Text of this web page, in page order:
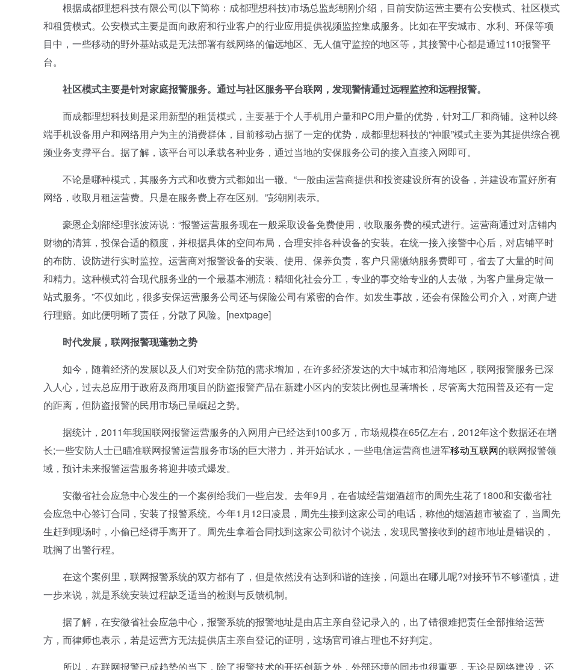
根据成都理想科技有限公司(以下简称：成都理想科技)市场总监彭朝刚介绍，目前安防运营主要有公安模式、社区模式
和租赁模式。公安模式主要是面向政府和行业客户的行业应用提供视频监控集成服务。比如在平安城市、水利、环保等项
目中，一些移动的野外基站或是无法部署有线网络的偏远地区、无人值守监控的地区等，其接警中心都是通过110报警平
台。
社区模式主要是针对家庭报警服务。通过与社区服务平台联网，发现警情通过远程监控和远程报警。
而成都理想科技则是采用新型的租赁模式，主要基于个人手机用户量和PC用户量的优势，针对工厂和商铺。这种以终
端手机设备用户和网络用户为主的消费群体，目前移动占据了一定的优势，成都理想科技的“神眼”模式主要为其提供综合视
频业务支撑平台。据了解，该平台可以承载各种业务，通过当地的安保服务公司的接入直接入网即可。
不论是哪种模式，其服务方式和收费方式都如出一辙。“一般由运营商提供和投资建设所有的设备，并建设布置好所有
网络，收取月租运营费。只是在服务费上存在区别。”彭朝刚表示。
豪恩企划部经理张波涛说：“报警运营服务现在一般采取设备免费使用，收取服务费的模式进行。运营商通过对店铺内
财物的清算，投保合适的额度，并根据具体的空间布局，合理安排各种设备的安装。在统一接入接警中心后，对店铺平时
的布防、设防进行实时监控。运营商对报警设备的安装、使用、保养负责，客户只需缴纳服务费即可，省去了大量的时间
和精力。这种模式符合现代服务业的一个最基本潮流：精细化社会分工，专业的事交给专业的人去做，为客户量身定做一
站式服务。”不仅如此，很多安保运营服务公司还与保险公司有紧密的合作。如发生事故，还会有保险公司介入，对商户进
行理赔。如此便明晰了责任，分散了风险。[nextpage]
时代发展，联网报警现蓬勃之势
如今，随着经济的发展以及人们对安全防范的需求增加，在许多经济发达的大中城市和沿海地区，联网报警服务已深
入人心，过去总应用于政府及商用项目的防盗报警产品在新建小区内的安装比例也显著增长，尽管离大范围普及还有一定
的距离，但防盗报警的民用市场已呈崛起之势。
据统计，2011年我国联网报警运营服务的入网用户已经达到100多万，市场规模在65亿左右，2012年这个数据还在增
长;一些安防人士已瞄准联网报警运营服务市场的巨大潜力，并开始试水，一些电信运营商也进军移动互联网的联网报警领
域，预计未来报警运营服务将迎井喷式爆发。
安徽省社会应急中心发生的一个案例给我们一些启发。去年9月，在省城经营烟酒超市的周先生花了1800和安徽省社
会应急中心签订合同，安装了报警系统。今年1月12日凌晨，周先生接到这家公司的电话，称他的烟酒超市被盗了，当周先
生赶到现场时，小偷已经得手离开了。周先生拿着合同找到这家公司欲讨个说法，发现民警接收到的超市地址是错误的，
耽搁了出警行程。
在这个案例里，联网报警系统的双方都有了，但是依然没有达到和谐的连接，问题出在哪儿呢?对接环节不够谨慎，进
一步来说，就是系统安装过程缺乏适当的检测与反馈机制。
据了解，在安徽省社会应急中心，报警系统的报警地址是由店主亲自登记录入的，出了错很难把责任全部推给运营
方，而律师也表示，若是运营方无法提供店主亲自登记的证明，这场官司谁占理也不好判定。
所以，在联网报警已成趋势的当下，除了报警技术的开拓创新之外，外部环境的同步也很重要，无论是网络建设，还